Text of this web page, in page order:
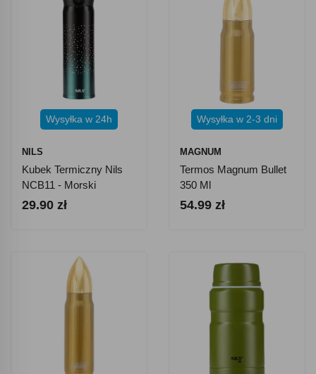
Wysyłka w 24h
NILS
Kubek Termiczny Nils
NCB11 - Morski
29.90 zł
Wysyłka w 2-3 dni
MAGNUM
Termos Magnum Bullet
350 Ml
54.99 zł